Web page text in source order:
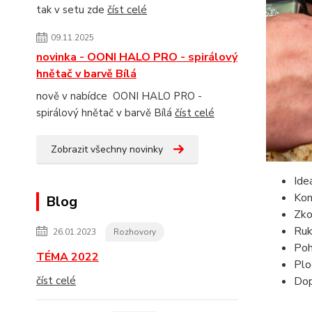
tak v setu zde číst celé
09.11.2025
novinka - OONI HALO PRO - spirálový
hnětač v barvě Bílá
nově v nabídce OONI HALO PRO -
spirálový hnětač v barvě Bílá číst celé
Zobrazit všechny novinky
Blog
26.01.2023 Rozhovory
TÉMA 2022
číst celé